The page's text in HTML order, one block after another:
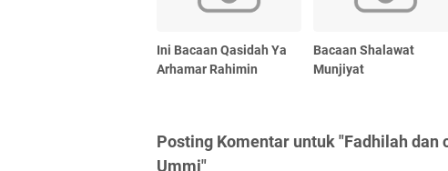
Ini Bacaan Qasidah Ya
Arhamar Rahimin
Bacaan Shalawat
Munjiyat
Posting Komentar untuk "Fadhilah dan
Ummi"